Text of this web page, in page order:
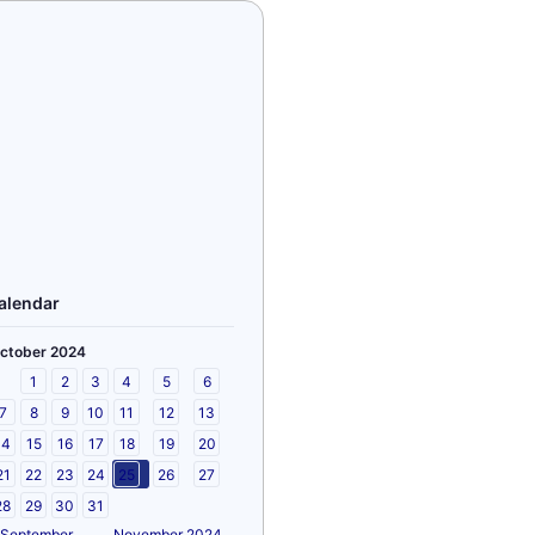
2024
1
2 3 4 5
6
7
8 9 10 11 12
13
15 16 17 18 19
20
22 23 24 25 26
27
29 30
31